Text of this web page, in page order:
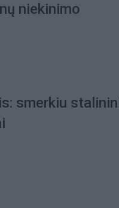
niekinimo
smerkiu